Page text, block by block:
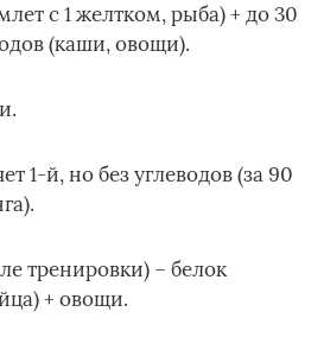
с 1 желтком, рыба) + до 30
(каши, овощи).
1-й, но без углеводов (за 90
тренировки) – белок
+ овощи.